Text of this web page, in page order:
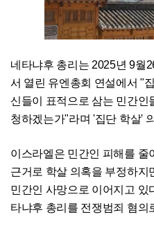
네타냐후 총리는 2025년 9월
서 열린 유엔총회 연설에서 "
신들이 표적으로 삼는 민간인
청하겠는가"라며 '집단 학살'
이스라엘은 민간인 피해를 줄
근거로 학살 의혹을 부정하지
민간인 사망으로 이어지고 있
타냐후 총리를 전쟁범죄 혐의